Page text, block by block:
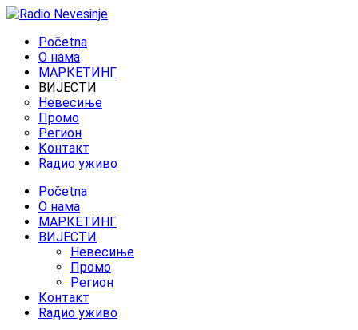
Početna
O нама
МАРКЕТИНГ
ВИЈЕСТИ
Невесиње
Промо
Регион
Контакт
Rадио уживо
Početna
O нама
МАРКЕТИНГ
ВИЈЕСТИ
Невесиње
Промо
Регион
Контакт
Rадио уживо